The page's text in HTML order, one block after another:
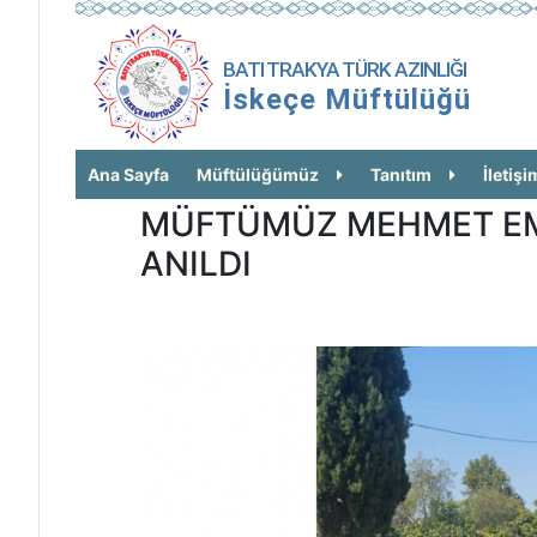
BATI TRAKYA TÜRK AZINLIĞI
İskeçe Müftülüğü
Ana Sayfa Müftülüğümüz Tanıtım
MÜFTÜMÜZ MEHMET
ANILDI